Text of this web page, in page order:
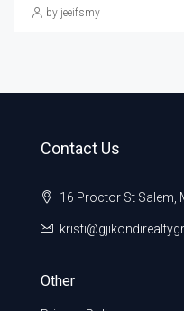
by jeeifsmy
Contact Us
16 Proctor St Salem,
Other